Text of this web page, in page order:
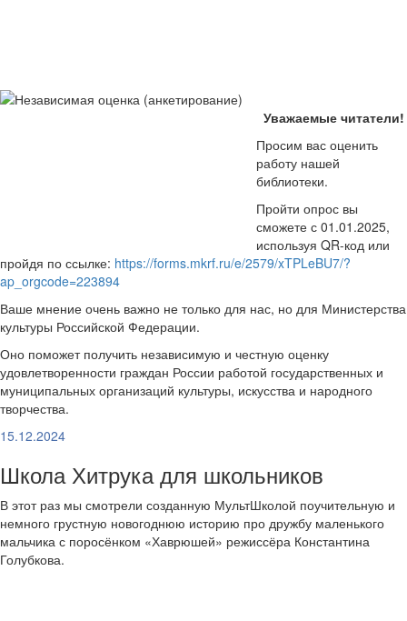
Уважаемые читатели!
Просим вас оценить
работу нашей
библиотеки.
Пройти опрос вы
сможете с 01.01.2025,
используя QR-код или
пройдя по ссылке: https://forms.mkrf.ru/e/2579/xTPLeBU7/?
ap_orgcode=223894
Ваше мнение очень важно не только для нас, но для Министерства
культуры Российской Федерации.
Оно поможет получить независимую и честную оценку
удовлетворенности граждан России работой государственных и
муниципальных организаций культуры, искусства и народного
творчества.
15.12.2024
Школа Хитрука для школьников
В этот раз мы смотрели созданную МультШколой поучительную и
немного грустную новогоднюю историю про дружбу маленького
мальчика с поросёнком «Хаврюшей» режиссёра Константина
Голубкова.